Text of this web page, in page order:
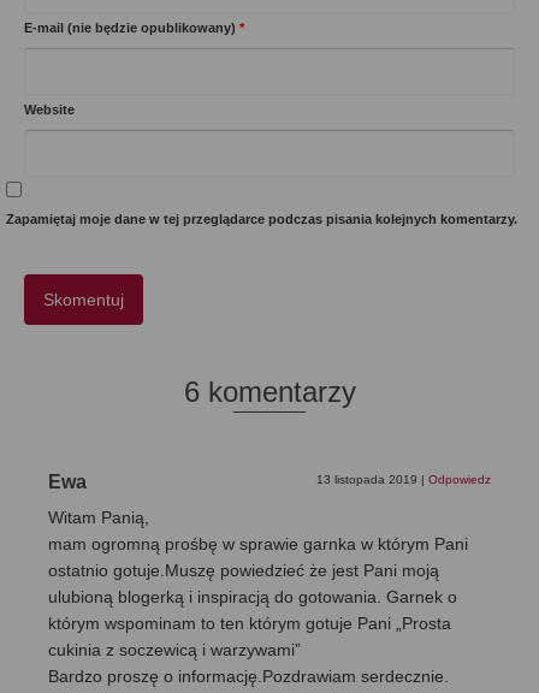
E-mail (nie będzie opublikowany) *
Website
Zapamiętaj moje dane w tej przeglądarce podczas pisania kolejnych komentarzy.
6 komentarzy
Ewa 13 listopada 2019 | Odpowiedz
Witam Panią,
mam ogromną prośbę w sprawie garnka w którym Pani
ostatnio gotuje.Muszę powiedzieć że jest Pani moją
ulubioną blogerką i inspiracją do gotowania. Garnek o
którym wspominam to ten którym gotuje Pani „Prosta
cukinia z soczewicą i warzywami”
Bardzo proszę o informację.Pozdrawiam serdecznie.